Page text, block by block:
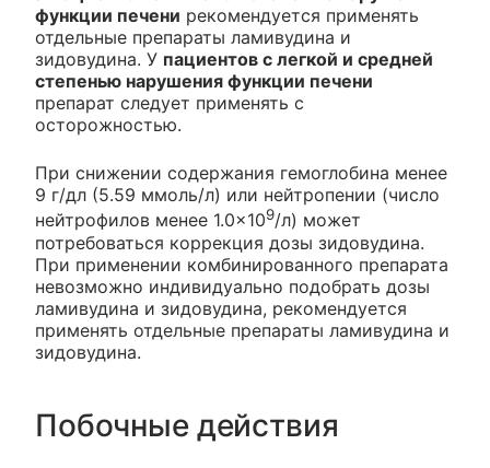
функции печени рекомендуется применять
отдельные препараты ламивудина и
зидовудина. У пациентов с легкой и средней
степенью нарушения функции печени
препарат следует применять с
осторожностью.
При снижении содержания гемоглобина менее
9 г/дл (5.59 ммоль/л) или нейтропении (число
нейтрофилов менее 1.0×109/л) может
потребоваться коррекция дозы зидовудина.
При применении комбинированного препарата
невозможно индивидуально подобрать дозы
ламивудина и зидовудина, рекомендуется
применять отдельные препараты ламивудина и
зидовудина.
Побочные действия